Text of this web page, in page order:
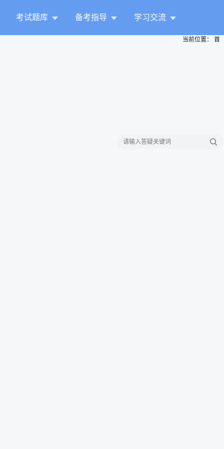
考试题库 备考指导 学习交流
当前位置： 首